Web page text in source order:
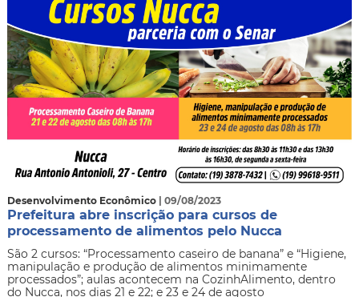
Desenvolvimento Econômico | 09/08/2023
Prefeitura abre inscrição para cursos de
processamento de alimentos pelo Nucca
​São 2 cursos: “Processamento caseiro de banana” e “Higiene,
manipulação e produção de alimentos minimamente
processados”; aulas acontecem na CozinhAlimento, dentro
do Nucca, nos dias 21 e 22; e 23 e 24 de agosto